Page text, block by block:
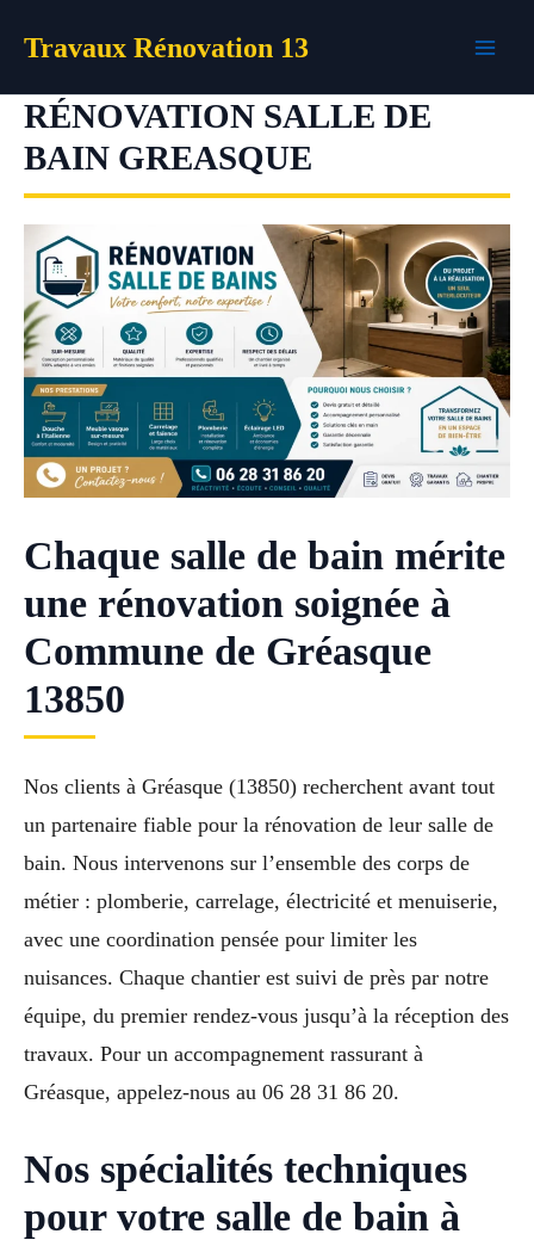
Travaux Rénovation 13
RÉNOVATION SALLE DE
BAIN GREASQUE
Chaque salle de bain mérite
une rénovation soignée à
Commune de Gréasque
13850
Nos clients à Gréasque (13850) recherchent avant tout
un partenaire fiable pour la rénovation de leur salle de
bain. Nous intervenons sur l’ensemble des corps de
métier : plomberie, carrelage, électricité et menuiserie,
avec une coordination pensée pour limiter les
nuisances. Chaque chantier est suivi de près par notre
équipe, du premier rendez-vous jusqu’à la réception des
travaux. Pour un accompagnement rassurant à
Gréasque, appelez-nous au 06 28 31 86 20.
Nos spécialités techniques
pour votre salle de bain à